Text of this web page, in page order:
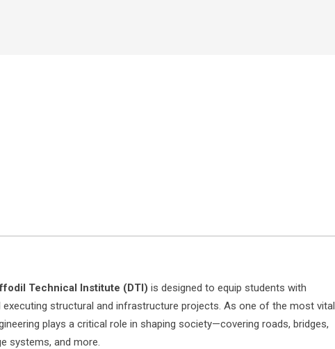
Technical Institute (DTI) is designed to equip students with
executing structural and infrastructure projects. As one of the most vital
plays a critical role in shaping society—covering roads, bridges,
systems, and more.